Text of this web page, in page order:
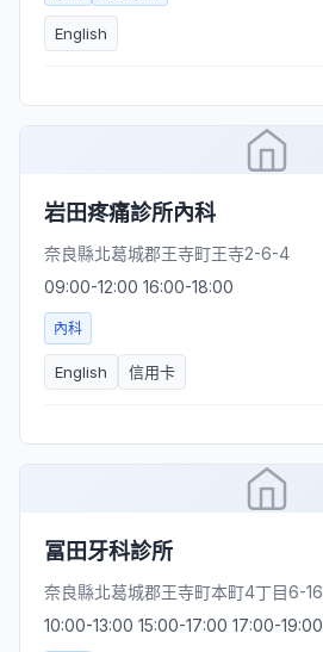
English
岩田疼痛診所內科
奈良縣北葛城郡王寺町王寺2-6-4
09:00-12:00 16:00-18:00
內科
English 信用卡
冨田牙科診所
奈良縣北葛城郡王寺町本町4丁目6-16
10:00-13:00 15:00-17:00 17:00-19:00